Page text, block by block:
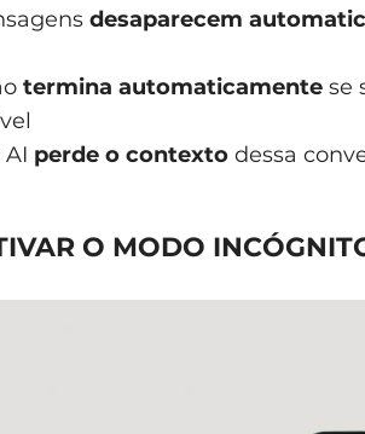
desaparecem
termina automaticamente se
perde o contexto dessa
O MODO